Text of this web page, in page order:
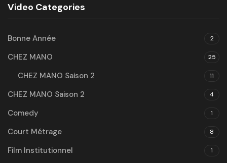
Video Categories
Bonne Année 2
CHEZ MANO 25
CHEZ MANO Saison 2 11
CHEZ MANO Saison 2 4
Comedy 1
Court Métrage 8
Film Institutionnel 1